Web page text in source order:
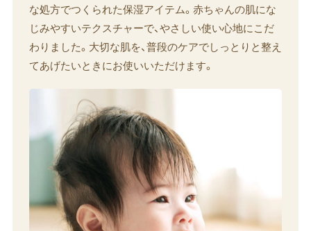
な処方でつくられた保湿アイテム。赤ちゃんの肌にな
じみやすいテクスチャーで、やさしい使い心地にこだ
わりました。大切な肌を、普段のケアでしっとりと整え
てあげたいときにお使いいただけます。